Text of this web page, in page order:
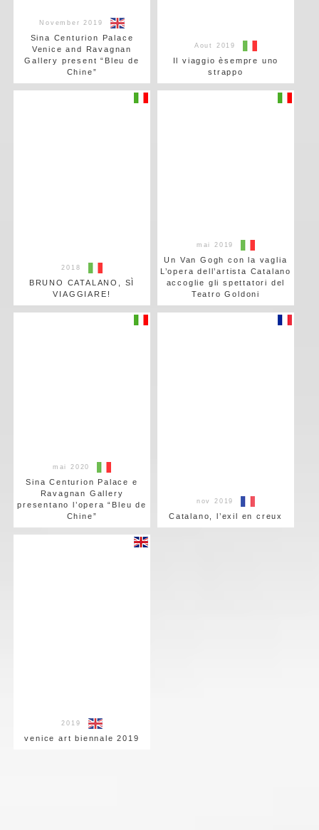
November 2019
Sina Centurion Palace
Venice and Ravagnan
Gallery present “Bleu de
Chine”
Aout 2019
Il viaggio èsempre uno
strappo
2018
BRUNO CATALANO, SÌ
VIAGGIARE!
mai 2019
Un Van Gogh con la vaglia
L’opera dell’artista Catalano
accoglie gli spettatori del
Teatro Goldoni
mai 2020
Sina Centurion Palace e
Ravagnan Gallery
presentano l’opera “Bleu de
Chine”
nov 2019
Catalano, l’exil en creux
2019
venice art biennale 2019